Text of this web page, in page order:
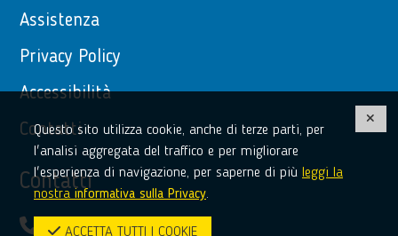
Assistenza
Privacy Policy
Accessibilità
Contatti
Contatti
(+39) 0968 51481
Questo sito utilizza cookie, anche di terze parti, per
l'analisi aggregata del traffico e per migliorare
l'esperienza di navigazione, per saperne di più leggi la
nostra informativa sulla Privacy.
ACCETTA TUTTI I COOKIE